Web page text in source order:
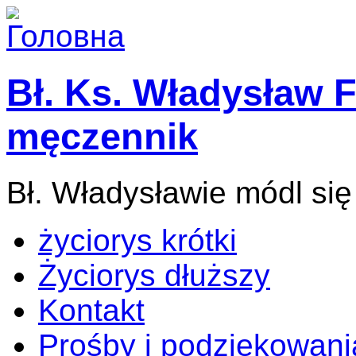
Bł. Ks. Władysław
męczennik
Bł. Władysławie módl
życiorys krótki
Życiorys dłuższy
Kontakt
Prośby i